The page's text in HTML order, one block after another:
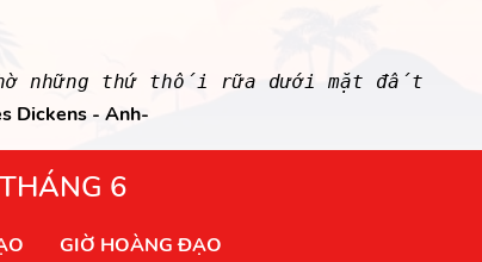
những thứ thối rữa dưới mặt đất
Dickens - Anh-
6
GIỜ HOÀNG ĐẠO